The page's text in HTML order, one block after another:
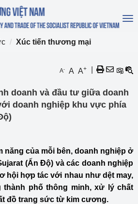
Xúc tiến thương mại
A- A A+
doanh và đầu tư giữa doanh
doanh nghiệp khu vực phía
năng của mỗi bên, doanh nghiệp ở
(Ấn Độ) và các doanh nghiệp
hội hợp tác với nhau như dệt may,
thành phố thông minh, xử lý chất
đồ trang sức từ kim cương.